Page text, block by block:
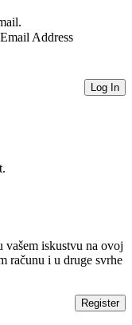
Address
vašem iskustvu na ovoj
računu i u druge svrhe